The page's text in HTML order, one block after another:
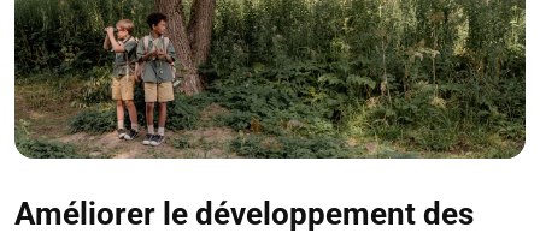
Améliorer le développement des